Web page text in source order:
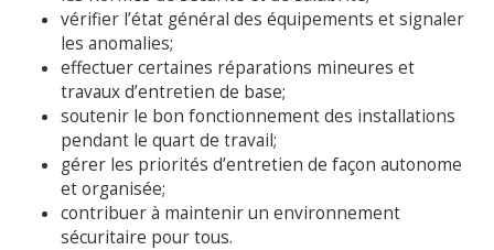
vérifier l’état général des équipements et signaler
les anomalies;
effectuer certaines réparations mineures et
travaux d’entretien de base;
soutenir le bon fonctionnement des installations
pendant le quart de travail;
gérer les priorités d’entretien de façon autonome
et organisée;
contribuer à maintenir un environnement
sécuritaire pour tous.